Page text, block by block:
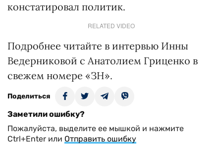
констатировал политик.
RELATED VIDEO
Подробнее читайте в интервью Инны
Ведерниковой с Анатолием Гриценко в
свежем номере «ЗН».
Поделиться
Заметили ошибку?
Пожалуйста, выделите ее мышкой и нажмите
Ctrl+Enter или Отправить ошибку